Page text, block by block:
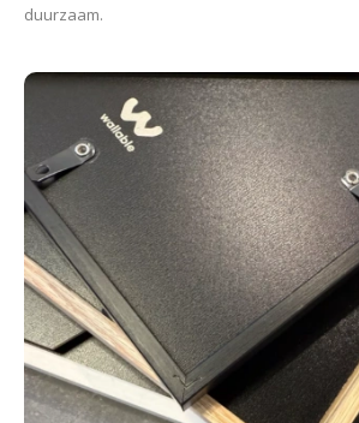
Onze posterlijsten zijn voorzien van een all-
solide draaisluitingen en ophangpunten. Zo
foto een strakke plaats aan de muur.
Losse lijst, eiken lijst
Productcategorieën:
Posterlijsten
duurzaam.